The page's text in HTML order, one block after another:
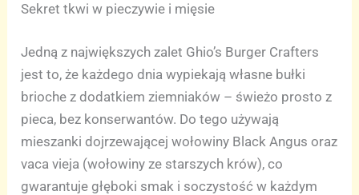
Sekret tkwi w pieczywie i mięsie
Jedną z największych zalet Ghio’s Burger Crafters
jest to, że każdego dnia wypiekają własne bułki
brioche z dodatkiem ziemniaków – świeżo prosto z
pieca, bez konserwantów. Do tego używają
mieszanki dojrzewającej wołowiny Black Angus oraz
vaca vieja (wołowiny ze starszych krów), co
gwarantuje głęboki smak i soczystość w każdym